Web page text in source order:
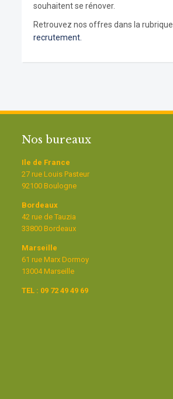
souhaitent se rénover.
Retrouvez nos offres dans la rubrique
recrutement.
Nos bureaux
Ile de France
27 rue Louis Pasteur
92100 Boulogne
Bordeaux
42 rue de Tauzia
33800 Bordeaux
Marseille
61 rue Marx Dormoy
13004 Marseille
TEL : 09 72 49 49 69